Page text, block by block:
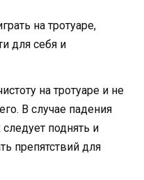
на тротуаре,
для себя и
на тротуаре и не
В случае падения
поднять и
препятствий для